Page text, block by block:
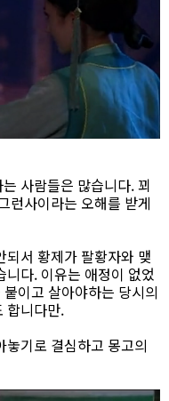
사람들은 많습니다. 꾀
런사이라는 오해를 받게
서 황제가 팔황자와 맺
다. 이유는 애정이 없었
이고 살아야하는 당시의
합니다만.
기로 결심하고 몽고의